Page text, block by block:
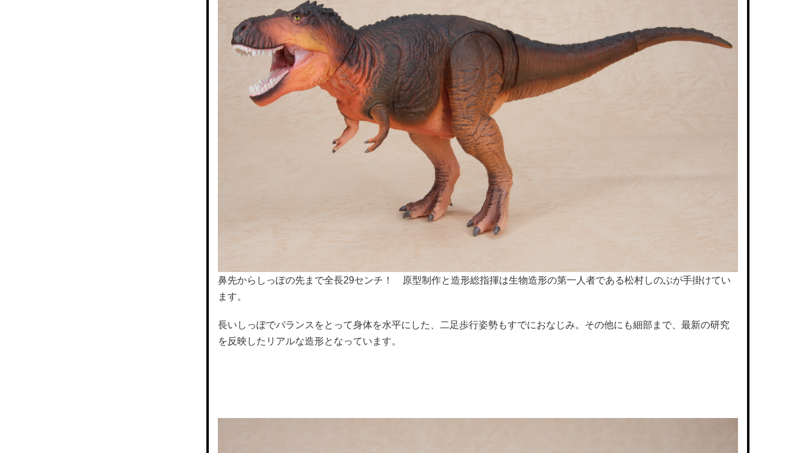
鼻先からしっぽの先まで全長29センチ！ 原型制作と造形総指揮は生物造形の第一人者である松村しのぶが手掛けてい
ます。
長いしっぽでバランスをとって身体を水平にした、二足歩行姿勢もすでにおなじみ。その他にも細部まで、最新の研究
を反映したリアルな造形となっています。